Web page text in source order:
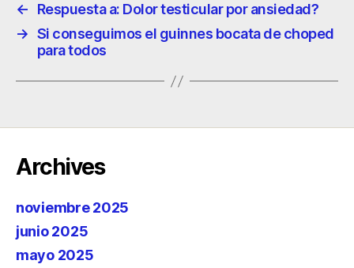
←
Respuesta a: Dolor testicular por ansiedad?
→ Si conseguimos el guinnes bocata de choped
para todos
Archives
noviembre 2025
junio 2025
mayo 2025